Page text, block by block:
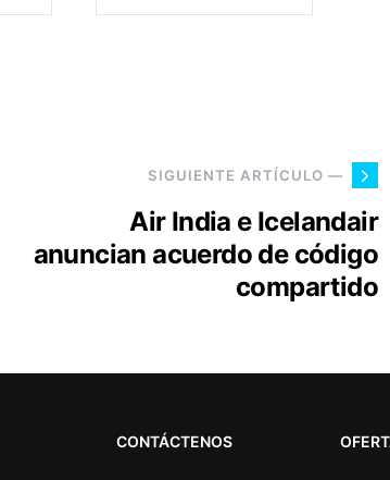
SIGUIENTE ARTÍCULO —
Air India e Icelandair
anuncian acuerdo de código
compartido
CONTÁCTENOS